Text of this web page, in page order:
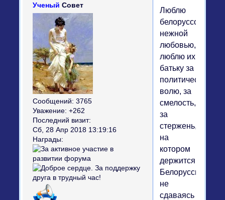
Ученый Совет
Сообщений: 3765
Уважение: +262
Последний визит:
Сб, 28 Апр 2018 13:19:16
Награды:
Люблю
белоруссов
нежной
любовью,
люблю их
батьку за
политическую
волю, за
смелость,
за
стержень,
на
котором
держится
Белоруссия,
не
сдаваясь